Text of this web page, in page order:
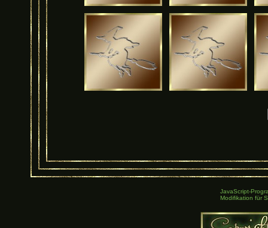
JavaScript-
Modifikation für